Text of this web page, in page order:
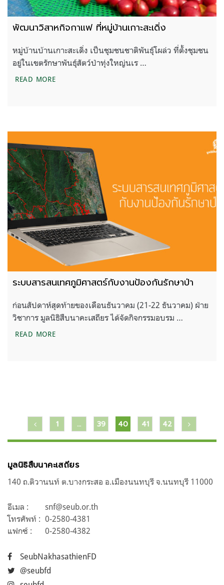
พัฒนาวิสาหกิจกาแฟ ที่หมู่บ้านเกาะสะเดิ่ง
หมู่บ้านบ้านเกาะสะเดิ่ง เป็นชุมชนชาติพันธุ์โผล่ว ที่ตั้งชุมชน
อยู่ในเขตรักษาพันธุ์สัตว์ป่าทุ่งใหญ่นเร …
READ MOREพัฒนาวิสาหกิจกาแฟ ที่หมู่บ้านเกาะสะเดิ่ง
ระบบสารสนเทศภูมิศาสตร์กับงานป้องกันรักษาป่า
ก่อนสัปดาห์สุดท้ายของเดือนธันวาคม (21-22 ธันวาคม) ฝ่าย
วิชาการ มูลนิธิสืบนาคะเสถียร ได้จัดกิจกรรมอบรม …
READ MOREระบบสารสนเทศภูมิศาสตร์กับงานป้องกันรักษาป่า
แนะแนว
เรื่อง
1 … 39 40 41 42
มูลนิธิสืบนาคะเสถียร
140 ถ.ติวานนท์ ต.บางกระสอ อ.เมืองนนทบุรี จ.นนทบุรี 11000
อีเมล :
snf@seub.or.th
โทรศัพท์ : 0-2580-4381
แฟกซ์ :
0-2580-4382
SeubNakhasathienFD
@seubfd